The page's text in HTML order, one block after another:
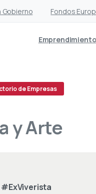
Gobierno Fondos
Emprendimiento
de Empresas
yArte
#ExViverista